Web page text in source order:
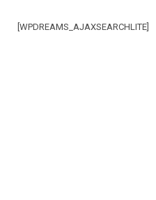
[WPDREAMS_AJAXSEARCHLITE]